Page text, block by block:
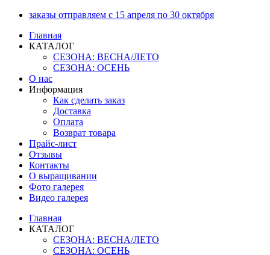
Перейти
содержимому
заказы отправляем с 15 апреля по 30 октября
Главная
КАТАЛОГ
СЕЗОНА: ВЕСНА/ЛЕТО
СЕЗОНА: ОСЕНЬ
О нас
Информация
Как сделать заказ
Доставка
Оплата
Возврат товара
Прайс-лист
Отзывы
Контакты
О выращивании
Фото галерея
Видео галерея
Главная
КАТАЛОГ
СЕЗОНА: ВЕСНА/ЛЕТО
СЕЗОНА: ОСЕНЬ